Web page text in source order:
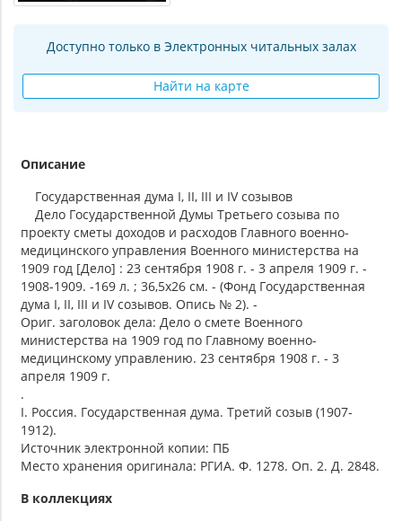
Доступно только в Электронных читальных залах
Найти на карте
Описание
Государственная дума I, II, III и IV созывов
Дело Государственной Думы Третьего созыва по
проекту сметы доходов и расходов Главного военно-
медицинского управления Военного министерства на
1909 год [Дело] : 23 сентября 1908 г. - 3 апреля 1909 г. -
1908-1909. -169 л. ; 36,5х26 см. - (Фонд Государственная
дума I, II, III и IV созывов. Опись № 2). -
Ориг. заголовок дела: Дело о смете Военного
министерства на 1909 год по Главному военно-
медицинскому управлению. 23 сентября 1908 г. - 3
апреля 1909 г.
.
I. Россия. Государственная дума. Третий созыв (1907-
1912).
Источник электронной копии: ПБ
Место хранения оригинала: РГИА. Ф. 1278. Оп. 2. Д. 2848.
В коллекциях